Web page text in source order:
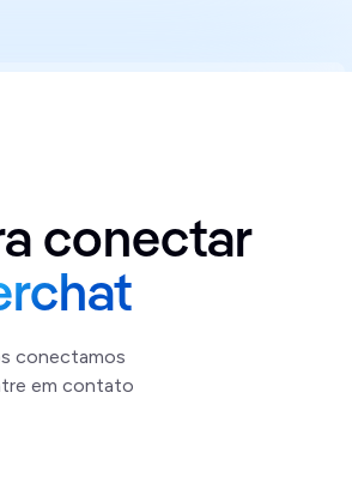
conectar
conectamos
em contato